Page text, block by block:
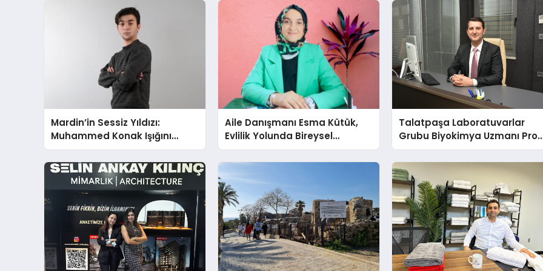
Mardin’in Sessiz Yıldızı:
Muhammed Konak Işığını
Ekranlara Taşıyor
Aile Danışmanı Esma Kütük,
Evlilik Yolunda Bireysel
Farkındalığın ve Sınırların
Gücünü Anlatıyor
Talatpaşa Laboratuvarlar
Grubu Biyokimya Uzmanı
Dr. Ahmet Var